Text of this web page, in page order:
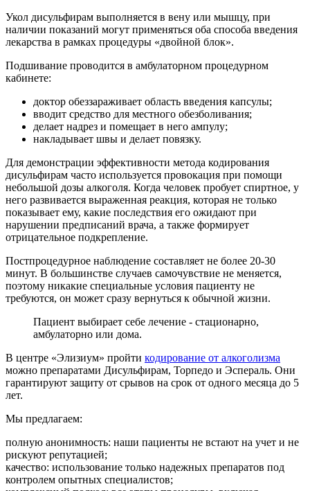
Укол дисульфирам выполняется в вену или мышцу, при
наличии показаний могут применяться оба способа введения
лекарства в рамках процедуры «двойной блок».
Подшивание проводится в амбулаторном процедурном
кабинете:
доктор обеззараживает область введения капсулы;
вводит средство для местного обезболивания;
делает надрез и помещает в него ампулу;
накладывает швы и делает повязку.
Для демонстрации эффективности метода кодирования
дисульфирам часто используется провокация при помощи
небольшой дозы алкоголя. Когда человек пробует спиртное, у
него развивается выраженная реакция, которая не только
показывает ему, какие последствия его ожидают при
нарушении предписаний врача, а также формирует
отрицательное подкрепление.
Постпроцедурное наблюдение составляет не более 20-30
минут. В большинстве случаев самочувствие не меняется,
поэтому никакие специальные условия пациенту не
требуются, он может сразу вернуться к обычной жизни.
Пациент выбирает себе лечение - стационарно,
амбулаторно или дома.
В центре «Элизиум» пройти кодирование от алкоголизма
можно препаратами Дисульфирам, Торпедо и Эспераль. Они
гарантируют защиту от срывов на срок от одного месяца до 5
лет.
Мы предлагаем:
полную анонимность: наши пациенты не встают на учет и не
рискуют репутацией;
качество: использование только надежных препаратов под
контролем опытных специалистов;